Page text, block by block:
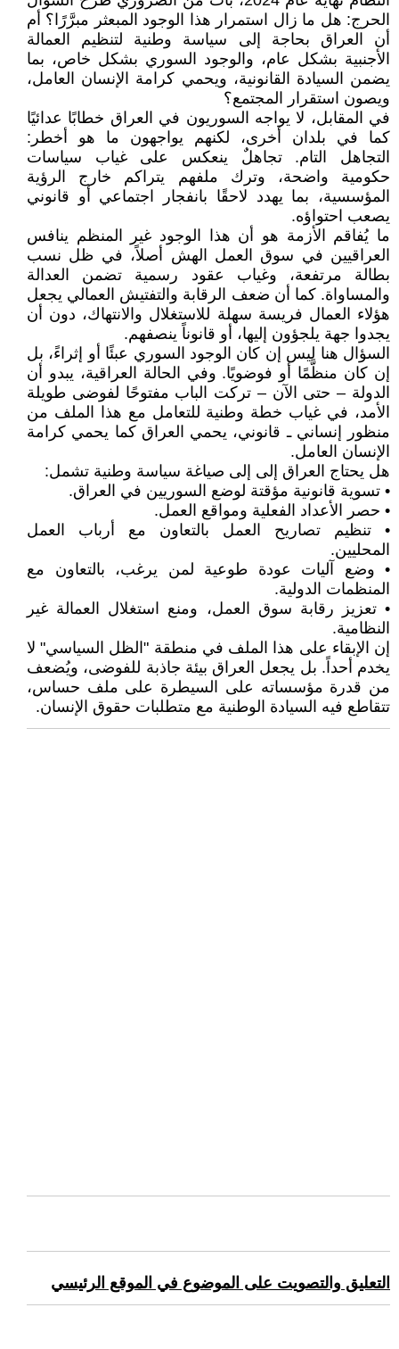
الحرج: هل ما زال استمرار هذا الوجود المبعثر مبرَّرًا؟ أم
أن العراق بحاجة إلى سياسة وطنية لتنظيم العمالة
الأجنبية بشكل عام، والوجود السوري بشكل خاص، بما
يضمن السيادة القانونية، ويحمي كرامة الإنسان العامل،
ويصون استقرار المجتمع؟
في المقابل، لا يواجه السوريون في العراق خطابًا عدائيًا
كما في بلدان أخرى، لكنهم يواجهون ما هو أخطر:
التجاهل التام. تجاهلٌ ينعكس على غياب سياسات
حكومية واضحة، وترك ملفهم يتراكم خارج الرؤية
المؤسسية، بما يهدد لاحقًا بانفجار اجتماعي أو قانوني
يصعب احتواؤه.
ما يُفاقم الأزمة هو أن هذا الوجود غير المنظم ينافس
العراقيين في سوق العمل الهش أصلاً، في ظل نسب
بطالة مرتفعة، وغياب عقود رسمية تضمن العدالة
والمساواة. كما أن ضعف الرقابة والتفتيش العمالي يجعل
هؤلاء العمال فريسة سهلة للاستغلال والانتهاك، دون أن
يجدوا جهة يلجؤون إليها، أو قانوناً ينصفهم.
السؤال هنا ليس إن كان الوجود السوري عبئًا أو إثراءً، بل
إن كان منظَّمًا أو فوضويًا. وفي الحالة العراقية، يبدو أن
الدولة – حتى الآن – تركت الباب مفتوحًا لفوضى طويلة
الأمد، في غياب خطة وطنية للتعامل مع هذا الملف من
منظور إنساني ـ قانوني، يحمي العراق كما يحمي كرامة
الإنسان العامل.
هل يحتاج العراق إلى إلى صياغة سياسة وطنية تشمل:
• تسوية قانونية مؤقتة لوضع السوريين في العراق.
• حصر الأعداد الفعلية ومواقع العمل.
• تنظيم تصاريح العمل بالتعاون مع أرباب العمل
المحليين.
• وضع آليات عودة طوعية لمن يرغب، بالتعاون مع
المنظمات الدولية.
• تعزيز رقابة سوق العمل، ومنع استغلال العمالة غير
النظامية.
إن الإبقاء على هذا الملف في منطقة "الظل السياسي" لا
يخدم أحداً. بل يجعل العراق بيئة جاذبة للفوضى، ويُضعف
من قدرة مؤسساته على السيطرة على ملف حساس،
تتقاطع فيه السيادة الوطنية مع متطلبات حقوق الإنسان.
التعليق والتصويت على الموضوع في الموقع الرئيسي